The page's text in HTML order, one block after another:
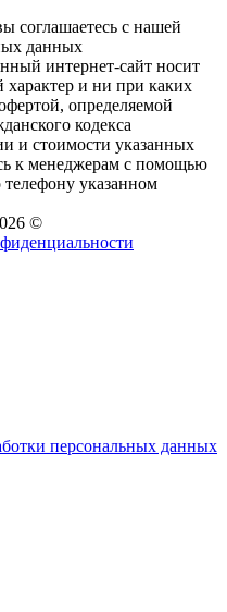
соглашаетесь с нашей
данных
интернет-сайт носит
и ни при каких
определяемой
кодекса
и стоимости указанных
к менеджерам с помощью
указанном
©
персональных данных